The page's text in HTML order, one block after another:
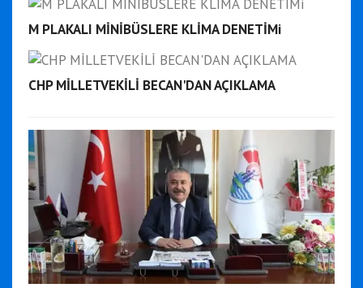
M PLAKALI MİNİBÜSLERE KLİMA DENETİMi
CHP MİLLETVEKİLİ BECAN'DAN AÇIKLAMA